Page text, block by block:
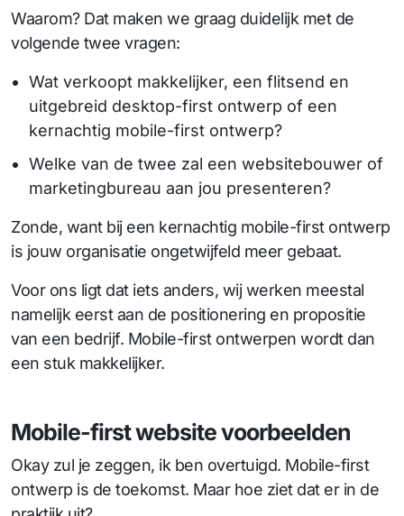
Waarom? Dat maken we graag duidelijk met de
volgende twee vragen:
Wat verkoopt makkelijker, een flitsend en
uitgebreid desktop-first ontwerp of een
kernachtig mobile-first ontwerp?
Welke van de twee zal een websitebouwer of
marketingbureau aan jou presenteren?
Zonde, want bij een kernachtig mobile-first ontwerp
is jouw organisatie ongetwijfeld meer gebaat.
Voor ons ligt dat iets anders, wij werken meestal
namelijk eerst aan de positionering en propositie
van een bedrijf. Mobile-first ontwerpen wordt dan
een stuk makkelijker.
Mobile-first website voorbeelden
Okay zul je zeggen, ik ben overtuigd. Mobile-first
ontwerp is de toekomst. Maar hoe ziet dat er in de